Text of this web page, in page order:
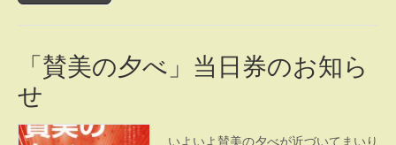
「賛美の夕べ」当日券のお知ら
せ
いよいよ賛美の夕べが近づいてまいり